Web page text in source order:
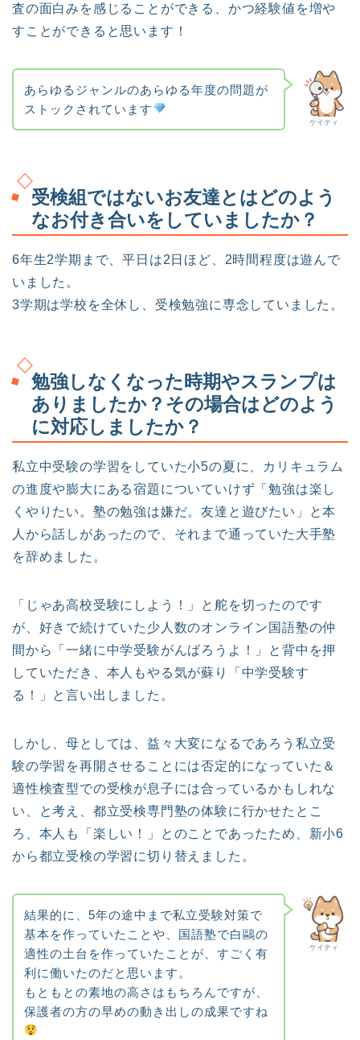
査の面白みを感じることができる、かつ経験値を増や
すことができると思います！
ケイティ
あらゆるジャンルのあらゆる年度の問題が
ストックされています
受検組ではないお友達とはどのよう
なお付き合いをしていましたか？
6年生2学期まで、平日は2日ほど、2時間程度は遊んで
いました。
3学期は学校を全休し、受検勉強に専念していました。
勉強しなくなった時期やスランプは
ありましたか？その場合はどのよう
に対応しましたか？
私立中受験の学習をしていた小5の夏に、カリキュラム
の進度や膨大にある宿題についていけず「勉強は楽し
くやりたい。塾の勉強は嫌だ。友達と遊びたい」と本
人から話しがあったので、それまで通っていた大手塾
を辞めました。
「じゃあ高校受験にしよう！」と舵を切ったのです
が、好きで続けていた少人数のオンライン国語塾の仲
間から「一緒に中学受験がんばろうよ！」と背中を押
していただき、本人もやる気が蘇り「中学受験す
る！」と言い出しました。
しかし、母としては、益々大変になるであろう私立受
験の学習を再開させることには否定的になっていた＆
適性検査型での受検が息子には合っているかもしれな
い、と考え、都立受検専門塾の体験に行かせたとこ
ろ、本人も「楽しい！」とのことであったため、新小6
から都立受検の学習に切り替えました。
ケイティ
結果的に、5年の途中まで私立受験対策で
基本を作っていたことや、国語塾で白鷗の
適性の土台を作っていたことが、すごく有
利に働いたのだと思います。
もともとの素地の高さはもちろんですが、
保護者の方の早めの動き出しの成果ですね